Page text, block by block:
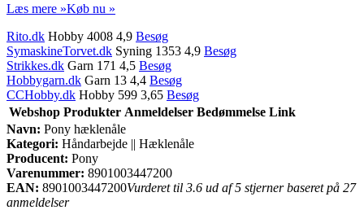
Læs mere »Køb nu »
Rito.dk Hobby 4008 4,9 Besøg
SymaskineTorvet.dk Syning 1353 4,9 Besøg
Strikkes.dk Garn 171 4,5 Besøg
Hobbygarn.dk Garn 13 4,4 Besøg
CCHobby.dk Hobby 599 3,65 Besøg
Webshop Produkter Anmeldelser Bedømmelse Link
Navn: Pony hæklenåle
Kategori: Håndarbejde || Hæklenåle
Producent: Pony
Varenummer: 8901003447200
EAN: 8901003447200Vurderet til 3.6 ud af 5 stjerner baseret på 27
anmeldelser